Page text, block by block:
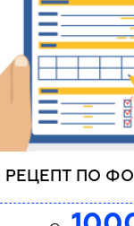
РЕЦЕПТ ПО